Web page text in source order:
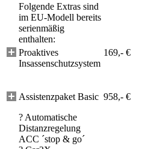
Folgende Extras sind
im EU-Modell bereits
serienmäßig
enthalten:
Proaktives
Insassenschutzsystem
169,- €
Assistenzpaket Basic
? Automatische
Distanzregelung
ACC ´stop & go´
958,- €